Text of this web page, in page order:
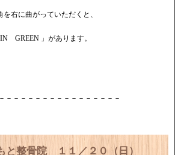
右に曲がっていただくと、
GREEN 」があります。
－－－－－－－－－－－－－－－－
と整骨院 １１／２０（日）